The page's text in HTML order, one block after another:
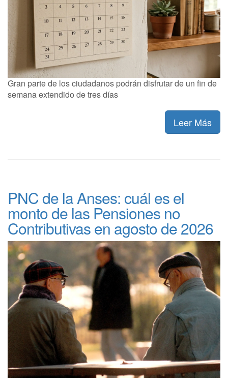
Gran parte de los ciudadanos podrán disfrutar de un fin de
semana extendido de tres días
Leer Más
PNC de la Anses: cuál es el
monto de las Pensiones no
Contributivas en agosto de 2026